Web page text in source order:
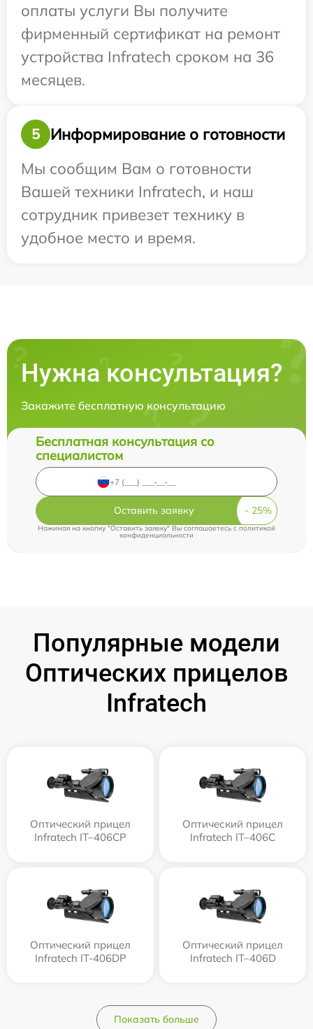
оплаты услуги Вы получите
фирменный сертификат на ремонт
устройства Infratech сроком на 36
месяцев.
5
Информирование о готовности
Мы сообщим Вам о готовности
Вашей техники Infratech, и наш
сотрудник привезет технику в
удобное место и время.
Нужна консультация?
Закажите бесплатную консультацию
Бесплатная консультация со
специалистом
Оставить заявку
Нажимая на кнопку "Оставить заявку" Вы соглашаетесь cполитикой
конфиденциальности
Популярные модели
Оптических прицелов
Infratech
Оптический прицел
Infratech IT–406СP
Оптический прицел
Infratech IT–406С
Оптический прицел
Infratech IT-406DP
Оптический прицел
Infratech IT–406D
Показать больше